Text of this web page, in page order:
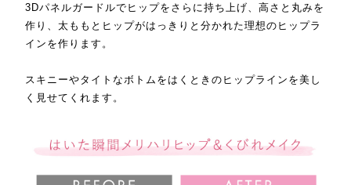
3Dパネルガードルでヒップをさらに持ち上げ、高さと丸みを
作り、太ももとヒップがはっきりと分かれた理想のヒップラ
インを作ります。
スキニーやタイトなボトムをはくときのヒップラインを美し
く見せてくれます。